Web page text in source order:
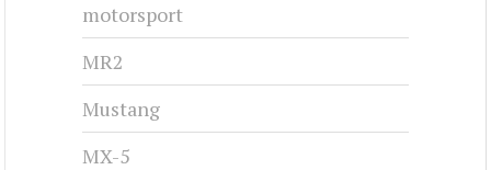
motorsport
MR2
Mustang
MX-5